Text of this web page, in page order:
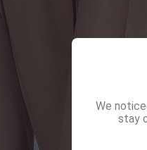
We
stay